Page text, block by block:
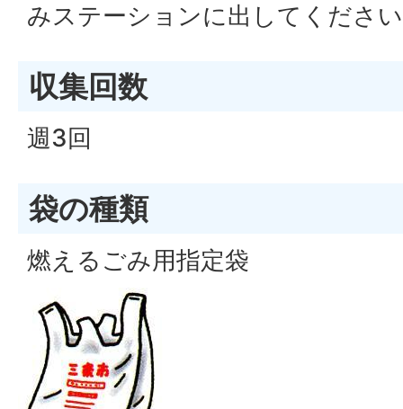
みステーションに出してくださ
収集回数
週3回
袋の種類
燃えるごみ用指定袋